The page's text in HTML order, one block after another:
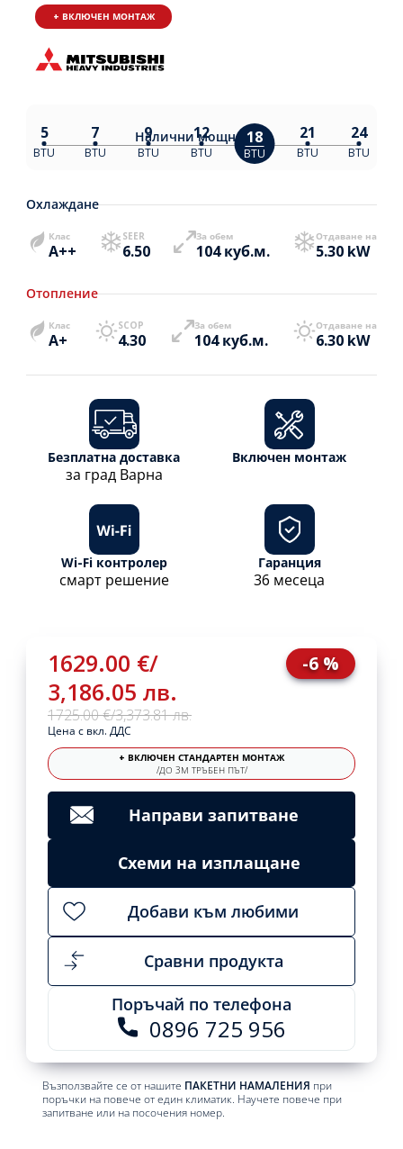
1629.00 €/
3,186.05 лв.
1725.00 €/3,373.81 лв.
-6 %
Цена с вкл. ДДС
+ ВКЛЮЧЕН СТАНДАРТЕН МОНТАЖ
/ДО 3М ТРЪБЕН ПЪТ/
Направи запитване
Схеми на изплащане
Добави към любими
Сравни продукта
Поръчай по телефона
0896 725 956
Възползвайте се от нашите ПАКЕТНИ НАМАЛЕНИЯ при
поръчки на повече от един климатик. Научете повече при
запитване или на посочения номер.
+ ВКЛЮЧЕН МОНТАЖ
Наличнимощности:
5
BTU
7
BTU
9
BTU
12
BTU
18
BTU
21
BTU
24
BTU
Охлаждане
Клас
A++
SEER
6.50
За обем
104 куб.м.
Отдаване на
5.30 kW
Отопление
Клас
A+
SCOP
4.30
За обем
104 куб.м.
Отдаване на
6.30 kW
Безплатна доставка
за град Варна
Включен монтаж
Wi-Fi контролер
смарт решение
Гаранция
36 месеца